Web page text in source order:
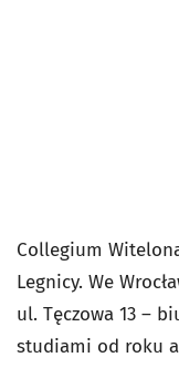
Collegium
Legnicy. We
ul. Tęczowa 13 –
studiami od roku